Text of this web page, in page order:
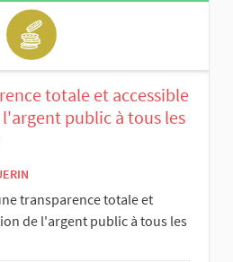
totale et accessible
public à tous les
transparence totale et
de l'argent public à tous les